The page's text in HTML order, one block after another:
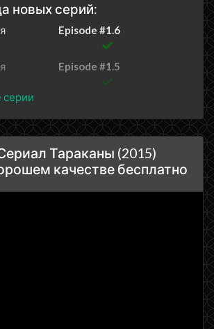
новых серий:
Episode #1.6
Episode #1.5
Episode #1.3
Episode #1.2
Тараканы (2015)
качестве бесплатно